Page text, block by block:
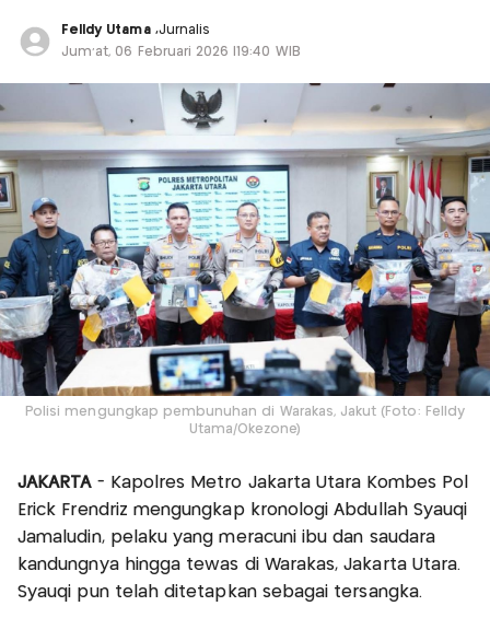
Felldy Utama ,Jurnalis
Jum'at, 06 Februari 2026 |19:40 WIB
Polisi mengungkap pembunuhan di Warakas, Jakut (Foto: Felldy
Utama/Okezone)
JAKARTA - Kapolres Metro Jakarta Utara Kombes Pol
Erick Frendriz mengungkap kronologi Abdullah Syauqi
Jamaludin, pelaku yang meracuni ibu dan saudara
kandungnya hingga tewas di Warakas, Jakarta Utara.
Syauqi pun telah ditetapkan sebagai tersangka.